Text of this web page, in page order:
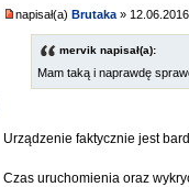
napisał(a) Brutaka»
mervik napisał(a):
Mam taką i naprawdę
Urządzenie faktycznie jest
Czas uruchomienia oraz